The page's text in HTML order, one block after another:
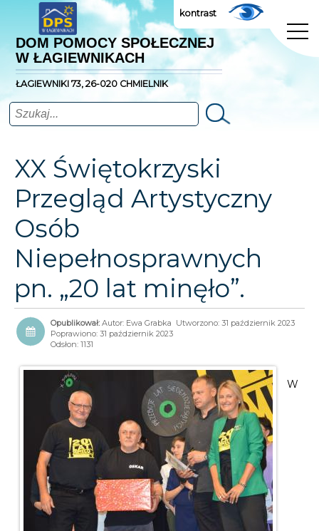
DOM POMOCY SPOŁECZNEJ
W ŁAGIEWNIKACH
ŁAGIEWNIKI 73, 26-020 CHMIELNIK
kontrast
Szukaj
XX Świętokrzyski
Przegląd Artystyczny
Osób
Niepełnosprawnych
pn. „20 lat minęło”.
Autor: Ewa Grabka Utworzono: 31 październik 2023
Poprawiono: 31 październik 2023
Odsłon: 1131
W